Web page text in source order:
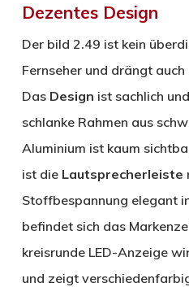
Dezentes Design
Der bild 2.49 ist kein
Fernseher und drängt
Das Design ist sachlich
schlanke Rahmen aus
Aluminium ist kaum
ist die Lautsprecherleiste
Stoffbespannung elegant
befindet sich das
kreisrunde LED-Anzeige
und zeigt